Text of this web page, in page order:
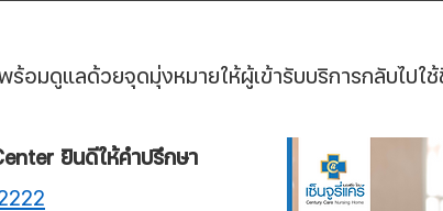
ร้อมดูแลด้วยจุดมุ่งหมายให้ผู้เข้ารับบริการกลับไปใ
ยินดีให้คำปรึกษา